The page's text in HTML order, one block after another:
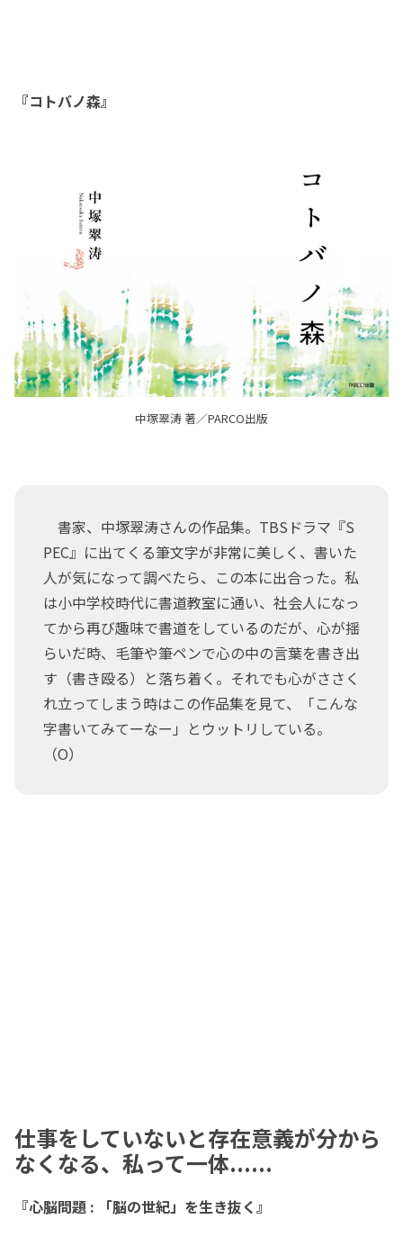
『コトバノ森』
中塚翠涛 著／PARCO出版
書家、中塚翠涛さんの作品集。TBSドラマ『S
PEC』に出てくる筆文字が非常に美しく、書いた
人が気になって調べたら、この本に出合った。私
は小中学校時代に書道教室に通い、社会人になっ
てから再び趣味で書道をしているのだが、心が揺
らいだ時、毛筆や筆ペンで心の中の言葉を書き出
す（書き殴る）と落ち着く。それでも心がささく
れ立ってしまう時はこの作品集を見て、「こんな
字書いてみてーなー」とウットリしている。
（O）
仕事をしていないと存在意義が分から
なくなる、私って一体......
『心脳問題 : 「脳の世紀」を生き抜く』